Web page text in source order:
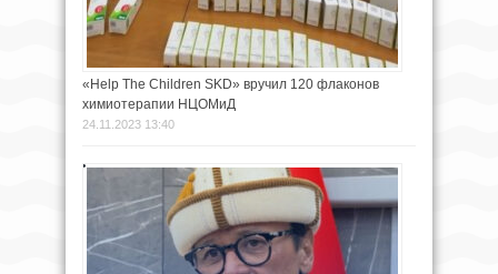
«Help The Children SKD» вручил 120 флаконов
химиотерапии НЦОМиД
24.11.2023 13:40